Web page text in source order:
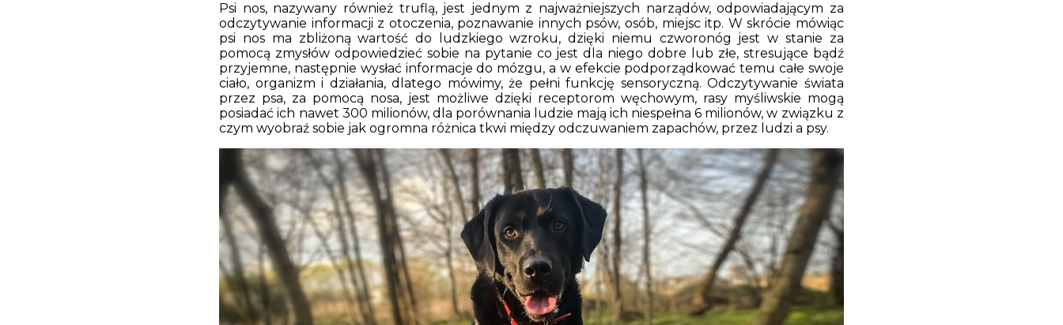
Psi nos, nazywany również truflą, jest jednym z najważniejszych narządów, odpowiadającym za
odczytywanie informacji z otoczenia, poznawanie innych psów, osób, miejsc itp. W skrócie mówiąc
psi nos ma zbliżoną wartość do ludzkiego wzroku, dzięki niemu czworonóg jest w stanie za
pomocą zmysłów odpowiedzieć sobie na pytanie co jest dla niego dobre lub złe, stresujące bądź
przyjemne, następnie wysłać informacje do mózgu, a w efekcie podporządkować temu całe swoje
ciało, organizm i działania, dlatego mówimy, że pełni funkcję sensoryczną. Odczytywanie świata
przez psa, za pomocą nosa, jest możliwe dzięki receptorom węchowym, rasy myśliwskie mogą
posiadać ich nawet 300 milionów, dla porównania ludzie mają ich niespełna 6 milionów, w związku z
czym wyobraź sobie jak ogromna różnica tkwi między odczuwaniem zapachów, przez ludzi a psy.